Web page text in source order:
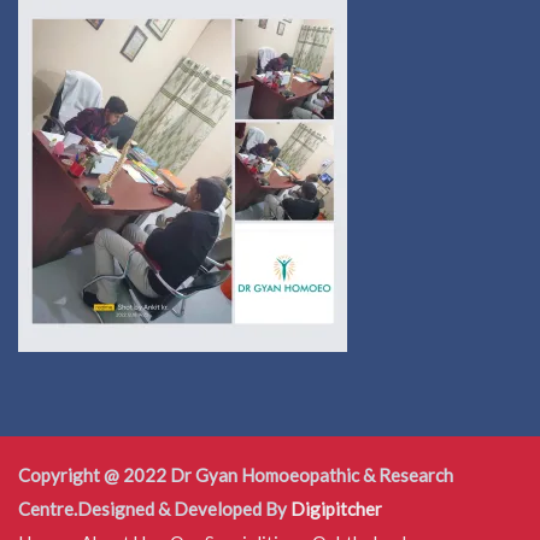
Copyright @ 2022 Dr Gyan Homoeopathic & Research
Centre.Designed & Developed By Digipitcher